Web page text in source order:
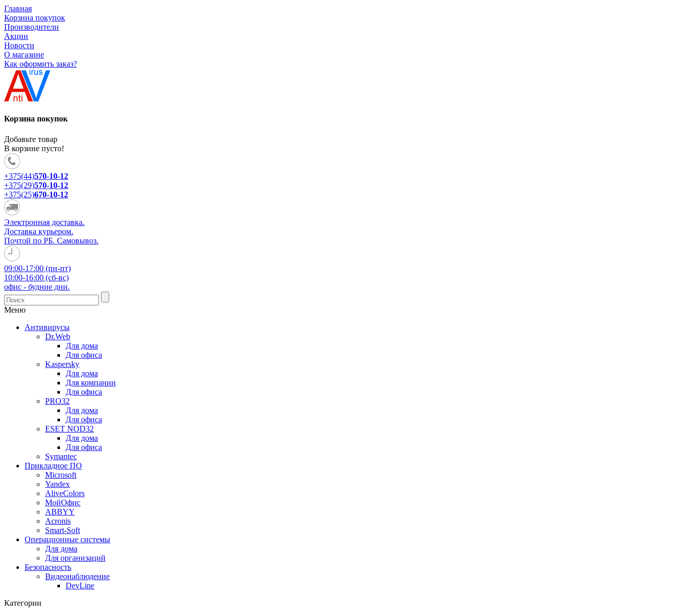
Главная
Корзина покупок
Производители
Акции
Новости
О магазине
Как оформить заказ?
Корзина покупок
Добавьте товар
В корзине пусто!
+375(44)570-10-12
+375(29)570-10-12
+375(25)670-10-12
Электронная доставка.
Доставка курьером.
Почтой по РБ. Самовывоз.
09:00-17:00 (пн-пт)
10:00-16:00 (сб-вс)
офис - будние дни.
Меню
Антивирусы
Dr.Web
Для дома
Для офиса
Kaspersky
Для дома
Для компании
Для офиса
PRO32
Для дома
Для офиса
ESET NOD32
Для дома
Для офиса
Symantec
Прикладное ПО
Microsoft
Yandex
AliveColors
МойОфис
ABBYY
Acronis
Smart-Soft
Операционные системы
Для дома
Для организаций
Безопасность
Видеонаблюдение
DevLine
Категории